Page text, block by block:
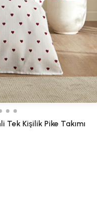
Tek Kişilik Pike Takımı